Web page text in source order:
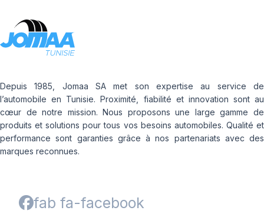
Depuis 1985, Jomaa SA met son expertise au service de
l’automobile en Tunisie. Proximité, fiabilité et innovation sont au
cœur de notre mission. Nous proposons une large gamme de
produits et solutions pour tous vos besoins automobiles. Qualité et
performance sont garanties grâce à nos partenariats avec des
marques reconnues.
fab fa-facebook